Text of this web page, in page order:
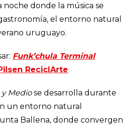
noche donde la música se
el entorno natural
uruguayo.
Funk’chula Terminal
ReciclArte
y Mediose desarrolla durante
un entorno natural
Ballena, donde convergen